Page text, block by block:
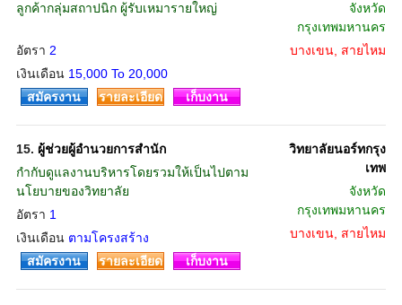
ลูกค้ากลุ่มสถาปนิก ผู้รับเหมารายใหญ่
อัตรา 2
เงินเดือน 15,000 To 20,000
จังหวัด
กรุงเทพมหานคร
บางเขน, สายไหม
สมัครงาน รายละเอียด เก็บงาน
15. ผู้ช่วยผู้อำนวยการสำนัก
กำกับดูแลงานบริหารโดยรวมให้เป็นไปตาม
นโยบายของวิทยาลัย
อัตรา 1
เงินเดือน ตามโครงสร้าง
วิทยาลัยนอร์ทกรุง
เทพ
จังหวัด
กรุงเทพมหานคร
บางเขน, สายไหม
สมัครงาน
รายละเอียด เก็บงาน